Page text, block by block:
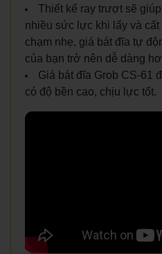
Thiết kế ray trượt sẽ
nhiều sức lực khi lấy và
chạm nhẹ, giá bát đĩa tự
của bạn trở nên dễ dàng
Giá bát đĩa Grob CS-61
có độ bền cao, chịu lực tốt.